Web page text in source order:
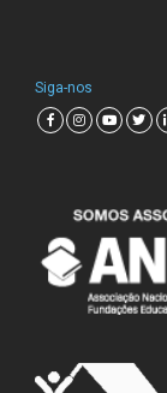
Siga-nos